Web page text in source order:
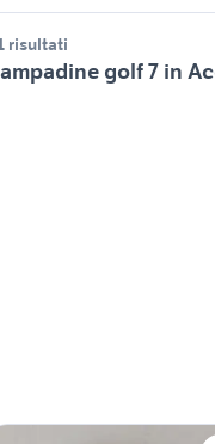
risultati
golf 7 in